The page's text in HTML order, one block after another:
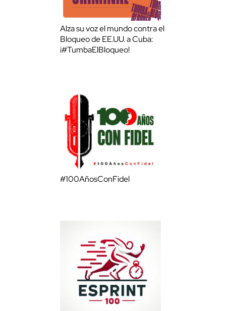
Alza su voz el mundo contra el
Bloqueo de EE.UU. a Cuba:
¡#TumbaElBloqueo!
#100AñosConFidel